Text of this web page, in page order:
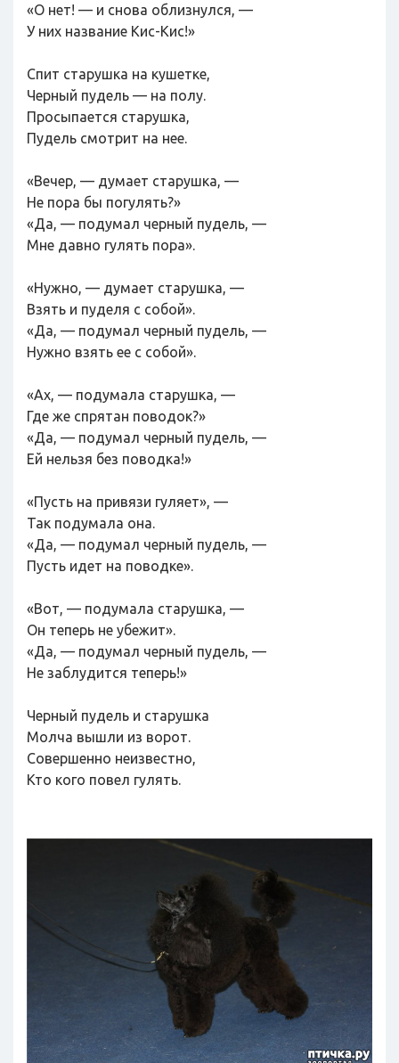
«О нет! — и снова облизнулся, —
У них название Кис-Кис!»
Спит старушка на кушетке,
Черный пудель — на полу.
Просыпается старушка,
Пудель смотрит на нее.
«Вечер, — думает старушка, —
Не пора бы погулять?»
«Да, — подумал черный пудель, —
Мне давно гулять пора».
«Нужно, — думает старушка, —
Взять и пуделя с собой».
«Да, — подумал черный пудель, —
Нужно взять ее с собой».
«Ах, — подумала старушка, —
Где же спрятан поводок?»
«Да, — подумал черный пудель, —
Ей нельзя без поводка!»
«Пусть на привязи гуляет», —
Так подумала она.
«Да, — подумал черный пудель, —
Пусть идет на поводке».
«Вот, — подумала старушка, —
Он теперь не убежит».
«Да, — подумал черный пудель, —
Не заблудится теперь!»
Черный пудель и старушка
Молча вышли из ворот.
Совершенно неизвестно,
Кто кого повел гулять.